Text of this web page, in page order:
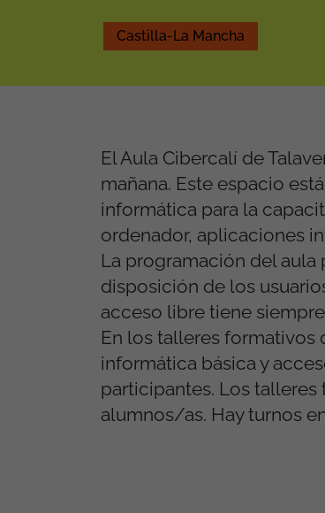
Castilla-La Mancha
El Aula Cibercalí de
mañana. Este espacio
informática para la
ordenador, aplicaciones
La programación del aula
disposición de los
acceso libre tiene
En los talleres
informática básica y
participantes. Los
alumnos/as. Hay turnos